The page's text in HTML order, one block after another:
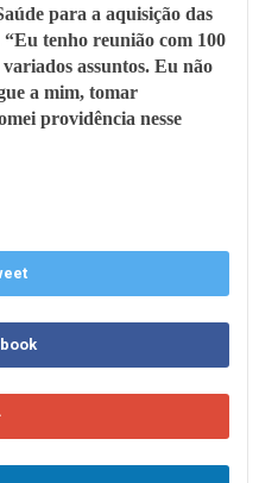
para a aquisição das
tenho reunião com 100
variados assuntos. Eu não
a mim, tomar
providência nesse